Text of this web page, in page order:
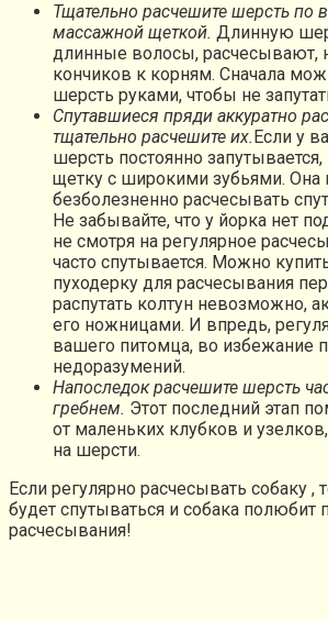
Тщательно расчешите шерсть по
массажной щеткой. Длинную
длинные волосы, расчесывают,
кончиков к корням. Сначала
шерсть руками, чтобы не
Спутавшиеся пряди аккуратно
тщательно расчешите их. Если у
шерсть постоянно
щетку с широкими зубьями.
безболезненно расчесывать
Не забывайте, что у йорка нет
не смотря на регулярное
часто спутывается. Можно
пуходерку для расчесывания
распутать колтун невозможно,
его ножницами. И впредь,
вашего питомца, во избежание
недоразумений.
Напоследок расчешите шерсть
гребнем. Этот последний этап
от маленьких клубков и
на шерсти.
Если регулярно расчесывать собаку ,
будет спутываться и собака полюбит
расчесывания!